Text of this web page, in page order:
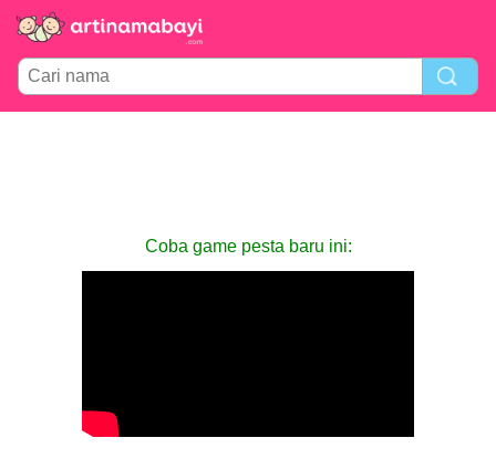
Coba game pesta baru ini: